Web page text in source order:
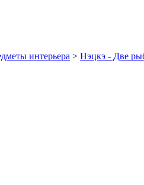
интерьера > Нэцкэ - Две